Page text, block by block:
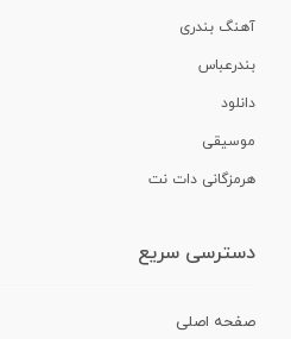
آهنگ بندری
بندرعباس
دانلود
موسیقی
هرمزگانی دات نت
دسترسی سریع
صفحه اصلی